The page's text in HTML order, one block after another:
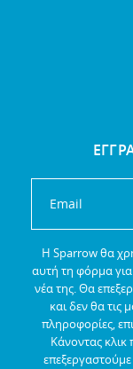
Η Sparrow θα
αυτή τη φόρμα για
νέα της.Θα
και δεν θα τις
πληροφορίες,
Κάνοντας